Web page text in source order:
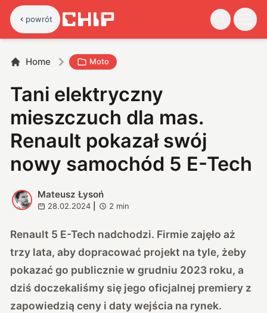
powrót
Home Moto
Tani elektryczny
mieszczuch dla mas.
Renault pokazał swój
nowy samochód 5 E-Tech
M
Mateusz Łysoń
28.02.2024 2 min
Renault 5 E-Tech nadchodzi. Firmie zajęło aż
trzy lata, aby dopracować projekt na tyle, żeby
pokazać go publicznie w grudniu 2023 roku, a
dziś doczekaliśmy się jego oficjalnej premiery z
zapowiedzią ceny i daty wejścia na rynek.